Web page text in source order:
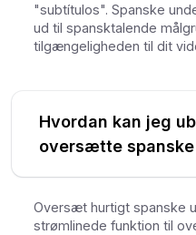
"subtítulos". Spanske
ud til spansktalende
tilgængeligheden til dit
Hvordan kan jeg
oversætte
Oversæt hurtigt spanske
strømlinede funktion til